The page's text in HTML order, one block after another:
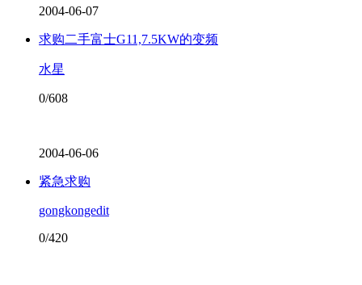
2004-06-07
求购二手富士G11,7.5KW的变频
水星
0/608
2004-06-06
紧急求购
gongkongedit
0/420